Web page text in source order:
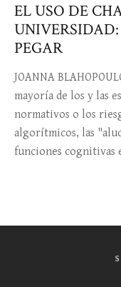
EL USO DE
PEGAR
JOANNA
mayoría de los y las
normativos o los
algorítmicos, las
funciones cognitivas